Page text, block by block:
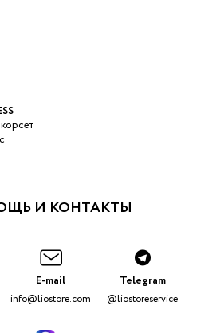
И КОНТАКТЫ
E-mail
info@liostore.com
Telegram
@liostoreservice